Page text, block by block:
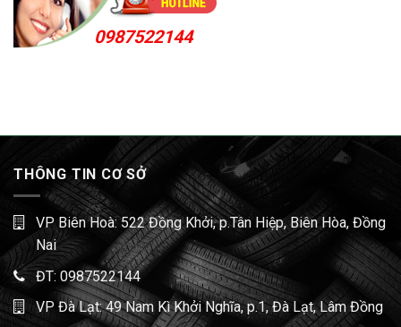
0987522144
THÔNG TIN CƠ SỞ
VP Biên Hoà: 522 Đồng Khởi, p.Tân Hiệp, Biên Hòa, Đồng
Nai
ĐT: 0987522144
VP Đà Lạt: 49 Nam Kì Khởi Nghĩa, p.1, Đà Lạt, Lâm Đồng